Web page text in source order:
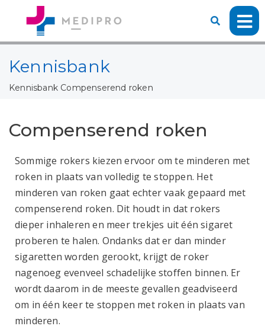
Kennisbank
Kennisbank Compenserend roken
Compenserend roken
Sommige rokers kiezen ervoor om te minderen met
roken in plaats van volledig te stoppen. Het
minderen van roken gaat echter vaak gepaard met
compenserend roken. Dit houdt in dat rokers
dieper inhaleren en meer trekjes uit één sigaret
proberen te halen. Ondanks dat er dan minder
sigaretten worden gerookt, krijgt de roker
nagenoeg evenveel schadelijke stoffen binnen. Er
wordt daarom in de meeste gevallen geadviseerd
om in één keer te stoppen met roken in plaats van
minderen.